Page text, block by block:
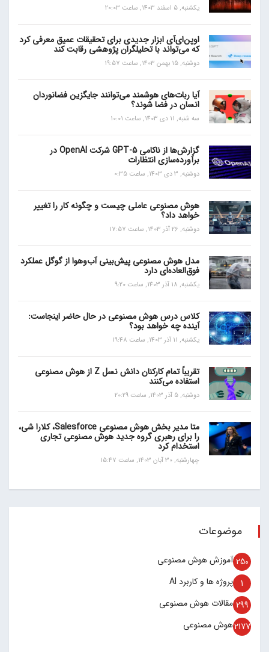
یکشنبه, 5 اسفند 1403, ساعت 20:03
اوپن‌ای‌آی ابزار جدیدی برای تحقیقات عمیق معرفی کرد
که می‌تواند با تحلیلگران پژوهشی رقابت کند
دوشنبه, 15 بهمن 1403, ساعت 19:57
آیا ربات‌های هوشمند می‌توانند جایگزین فضانوردان
انسان در فضا شوند؟
سه شنبه, 11 دی 1403, ساعت 10:01
گزارش‌ها از ناکامی GPT-5 شرکت OpenAI در
برآورده‌سازی انتظارات
دوشنبه, 3 دی 1403, ساعت 0:35
هوش مصنوعی عاملی چیست و چگونه کار را تغییر
خواهد داد؟
دوشنبه, 26 آذر 1403, ساعت 17:57
مدل هوش مصنوعی پیش‌بینی آب‌و‌هوا از گوگل عملکرد
فوق‌العاده‌ای دارد
یکشنبه, 18 آذر 1403, ساعت 9:20
کلاس درس هوش مصنوعی در حال حاضر اینجاست:
آینده چه خواهد بود؟
یکشنبه, 11 آذر 1403, ساعت 19:48
تقریباً تمام کارکنان دانش نسل Z از هوش مصنوعی
استفاده می‌کنند
دوشنبه, 5 آذر 1403, ساعت 20:29
متا مدیر بخش هوش مصنوعی Salesforce، کلارا شی،
را برای رهبری گروه جدید هوش مصنوعی تجاری
استخدام کرد
چهارشنبه, 30 آبان 1403, ساعت 15:47
موضوعات
آموزش هوش مصنوعی 250
پروژه ها و کاربرد AI 1
مقالات هوش مصنوعی 299
هوش مصنوعی2177